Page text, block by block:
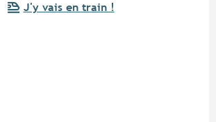
J'y vais en train !